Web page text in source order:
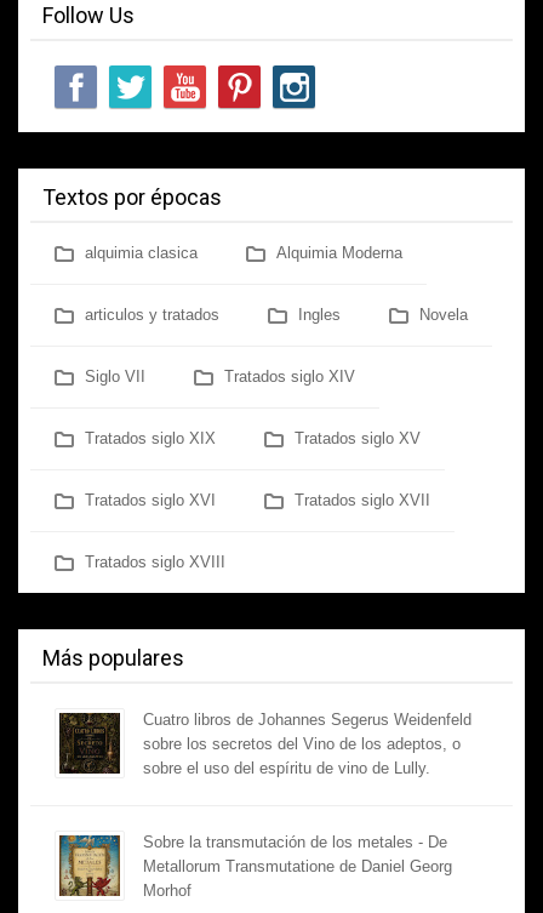
Follow Us
Textos por épocas
alquimia clasica Alquimia Moderna
articulos y tratados Ingles Novela
Siglo VII Tratados siglo XIV
Tratados siglo XIX Tratados siglo XV
Tratados siglo XVI Tratados siglo XVII
Tratados siglo XVIII
Más populares
Cuatro libros de Johannes Segerus Weidenfeld
sobre los secretos del Vino de los adeptos, o
sobre el uso del espíritu de vino de Lully.
Sobre la transmutación de los metales - De
Metallorum Transmutatione de Daniel Georg
Morhof